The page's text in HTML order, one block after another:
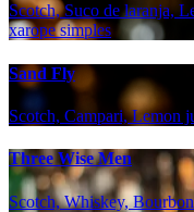
Scotch, Suco de laranja,
xarope simples
Sand Fly
Scotch, Campari, Lemon
Three Wise Men
Scotch, Whiskey, Bourbon